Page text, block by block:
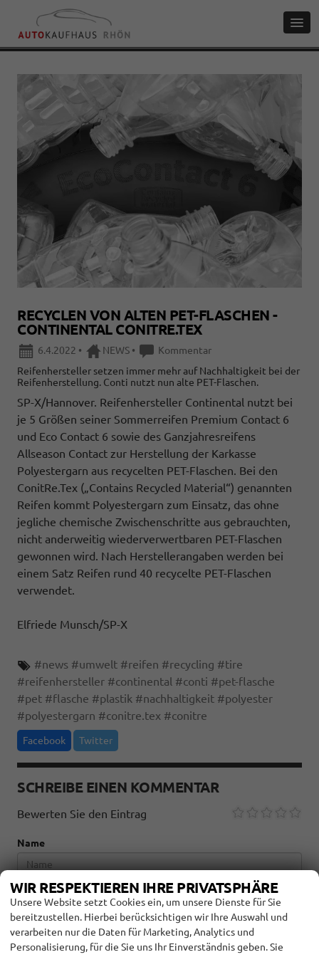
RECYCLEN VON ALTEN PET-FLASCHEN -
CONTINENTAL CONITRE.TEX
6.4.2022 • NEWS •
Kommentar
Reifenhersteller setzen immer mehr auf Nachhaltigkeit bei der
Reifenherstellung. Conti nutzt nun alte PET-Flaschen.
SP-X/Hannover. Reifenhersteller Continental nutzt bei
je 5 Größen seiner Sommerreifen Premium Contact 6
und Eco Contact 6 sowie des Ganzjahresreifens
Allseason Contact zur Herstellung der Karkasse
Polyestergarn aus recycelten PET-Flaschen. Bei den
ConitRe.Tex („Contains Recycled Material“) genannten
Reifen kommt Polyestergarn zum Einsatz, das ohne
jegliche chemische Zwischenschritte aus gebrauchten,
nicht anderweitig wiederverwertbaren PET-Flaschen
gewonnen wird. Nach Herstellerangaben werden bei
einem Satz Reifen rund 40 recycelte PET-Flaschen
verwendet.
Elfriede Munsch/SP-X
#news #umwelt #reifen #recycling #tire
#reifenhersteller #continental #conti #pet-flasche
#pet #flasche #plastik #nachhaltigkeit #polyester
#polyestergarn #conitre.tex #conitre
Facebook Twitter
SCHREIBE EINEN KOMMENTAR
Bewerten Sie den Eintrag
Name
E-Mail
WIR RESPEKTIEREN IHRE PRIVATSPHÄRE
Unsere Website setzt Cookies ein, um unsere Dienste für Sie
bereitzustellen. Hierbei berücksichtigen wir Ihre Auswahl und
verarbeiten nur die Daten für Marketing, Analytics und
Personalisierung, für die Sie uns Ihr Einverständnis geben. Sie